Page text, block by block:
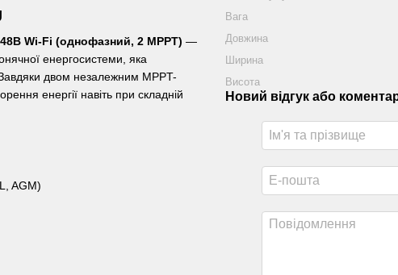
48В Wi-Fi (однофазний, 2 MPPT) —
енергосистеми, яка
двом незалежним MPPT-
енергії навіть при складній
AGM)
Вага
Довжина
Ширина
Висота
Новий відгук або